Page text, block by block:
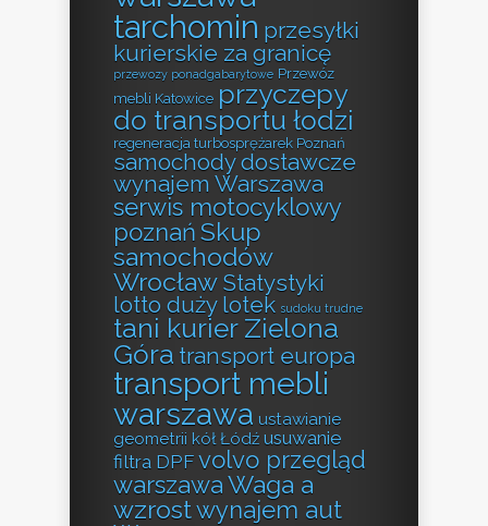
tarchomin przesyłki
kurierskie za granicę
przewozy ponadgabarytowe Przewóz
mebli Katowice przyczepy
do transportu łodzi
regeneracja turbosprężarek Poznań
samochody dostawcze
wynajem Warszawa
serwis motocyklowy
poznańSkup
samochodów
Wrocław Statystyki
lotto duży lotek sudoku trudne
tani kurier Zielona
Góra transport europa
transport mebli
warszawa ustawianie
geometrii kół Łódź usuwanie
filtra DPF volvo przegląd
warszawaWaga a
wzrostwynajem aut